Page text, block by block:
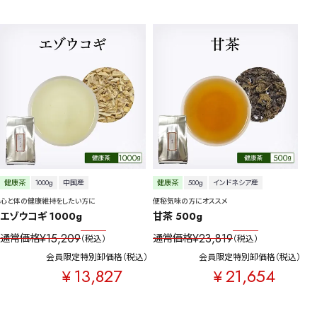
健康茶 1000g
中国産
心と体の健康維持をしたい方に
エゾウコギ 1000g
通常価格¥15,209 税込
会員限定特別卸価格
¥13,827
税込
健康茶 500g
インドネシア産
便秘気味の方にオススメ
甘茶 500g
通常価格¥23,819 税込
会員限定特別卸価格
¥21,654
税込